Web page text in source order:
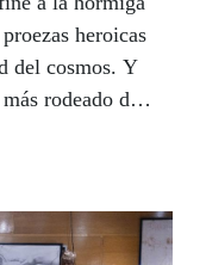
heroicas
del cosmos. Y
rodeado de
músico,